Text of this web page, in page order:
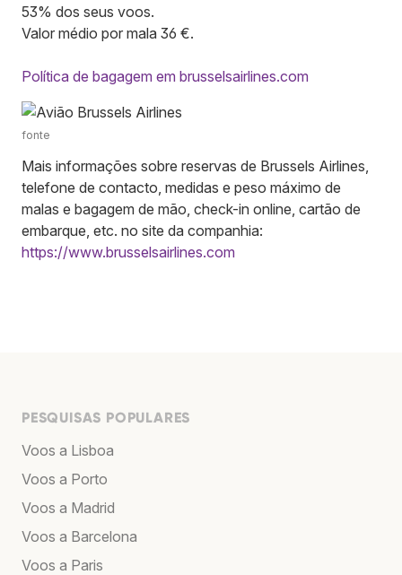
53% dos seus voos.
Valor médio por mala 36 €.
Política de bagagem em brusselsairlines.com
fonte
Mais informações sobre reservas de Brussels Airlines,
telefone de contacto, medidas e peso máximo de
malas e bagagem de mão, check-in online, cartão de
embarque, etc. no site da companhia:
https://www.brusselsairlines.com
PESQUISAS POPULARES
Voos a Lisboa
Voos a Porto
Voos a Madrid
Voos a Barcelona
Voos a Paris